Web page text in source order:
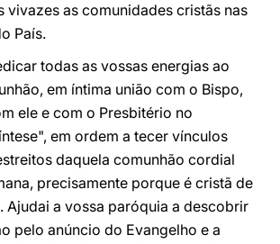
vivazes as comunidades cristãs nas
País.
todas as vossas energias ao
em íntima união com o Bispo,
ele e com o Presbitério no
em ordem a tecer vínculos
daquela comunhão cordial
precisamente porque é cristã de
Ajudai a vossa paróquia a descobrir
pelo anúncio do Evangelho e a